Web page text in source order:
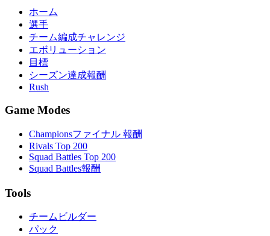
ホーム
選手
チーム編成チャレンジ
エボリューション
目標
シーズン達成報酬
Rush
Game Modes
Championsファイナル 報酬
Rivals Top 200
Squad Battles Top 200
Squad Battles報酬
Tools
チームビルダー
パック